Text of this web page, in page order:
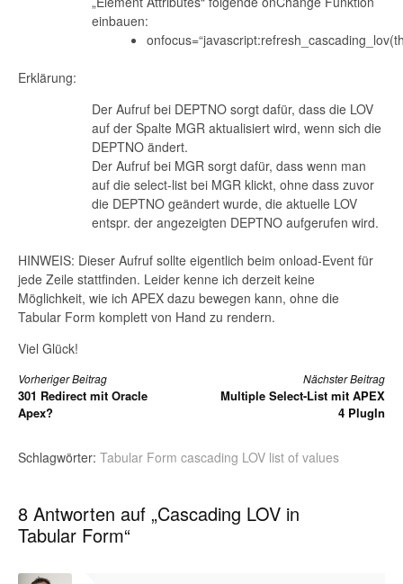
einbauen:
Erklärung:
Der Aufruf bei DEPTNO sorgt dafür, dass die LOV
auf der Spalte MGR aktualisiert wird, wenn sich die
DEPTNO ändert.
Der Aufruf bei MGR sorgt dafür, dass wenn man
auf die select-list bei MGR klickt, ohne dass zuvor
die DEPTNO geändert wurde, die aktuelle LOV
entspr. der angezeigten DEPTNO aufgerufen wird.
HINWEIS: Dieser Aufruf sollte eigentlich beim onload-Event für
jede Zeile stattfinden. Leider kenne ich derzeit keine
Möglichkeit, wie ich APEX dazu bewegen kann, ohne die
Tabular Form komplett von Hand zu rendern.
Viel Glück!
Weiterlesen
Vorheriger Beitrag
301 Redirect mit Oracle
Apex?
Nächster Beitrag
Multiple Select-List mit APEX
4 PlugIn
Schlagwörter: Tabular Form cascading LOV list of values
8 Antworten auf „Cascading LOV in
Tabular Form“